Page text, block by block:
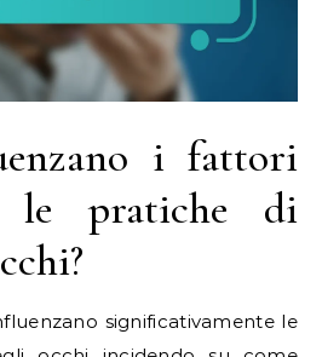
i fattori
le pratiche di
significativamente le